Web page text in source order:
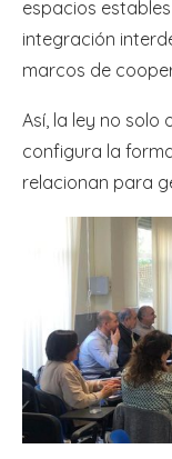
espacios
integración
marcos de
Así, la ley no solo
configura la
relacionan para